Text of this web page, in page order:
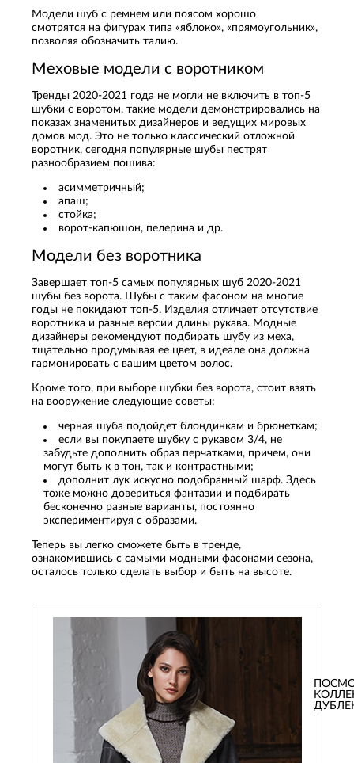
Модели шуб с ремнем или поясом хорошо
смотрятся на фигурах типа «яблоко», «прямоугольник»,
позволяя обозначить талию.
Меховые модели с воротником
Тренды 2020-2021 года не могли не включить в топ-5
шубки с воротом, такие модели демонстрировались на
показах знаменитых дизайнеров и ведущих мировых
домов мод. Это не только классический отложной
воротник, сегодня популярные шубы пестрят
разнообразием пошива:
асимметричный;
апаш;
стойка;
ворот-капюшон, пелерина и др.
Модели без воротника
Завершает топ-5 самых популярных шуб 2020-2021
шубы без ворота. Шубы с таким фасоном на многие
годы не покидают топ-5. Изделия отличает отсутствие
воротника и разные версии длины рукава. Модные
дизайнеры рекомендуют подбирать шубу из меха,
тщательно продумывая ее цвет, в идеале она должна
гармонировать с вашим цветом волос.
Кроме того, при выборе шубки без ворота, стоит взять
на вооружение следующие советы:
черная шуба подойдет блондинкам и брюнеткам;
если вы покупаете шубку с рукавом 3/4, не
забудьте дополнить образ перчатками, причем, они
могут быть к в тон, так и контрастными;
дополнит лук искусно подобранный шарф. Здесь
тоже можно довериться фантазии и подбирать
бесконечно разные варианты, постоянно
экспериментируя с образами.
Теперь вы легко сможете быть в тренде,
ознакомившись с самыми модными фасонами сезона,
осталось только сделать выбор и быть на высоте.